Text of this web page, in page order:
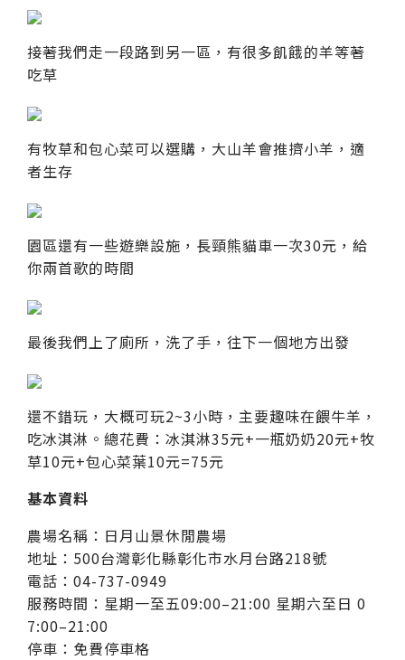
接著我們走一段路到另一區，有很多飢餓的羊等著
吃草
有牧草和包心菜可以選購，大山羊會推擠小羊，適
者生存
園區還有一些遊樂設施，長頸熊貓車一次30元，給
你兩首歌的時間
最後我們上了廁所，洗了手，往下一個地方出發
還不錯玩，大概可玩2~3小時，主要趣味在餵牛羊，
吃冰淇淋。總花費：冰淇淋35元+一瓶奶奶20元+牧
草10元+包心菜葉10元=75元
基本資料
農場名稱：日月山景休閒農場
地址：500台灣彰化縣彰化市水月台路218號
電話：04-737-0949
服務時間：星期一至五09:00–21:00 星期六至日 0
7:00–21:00
停車：免費停車格